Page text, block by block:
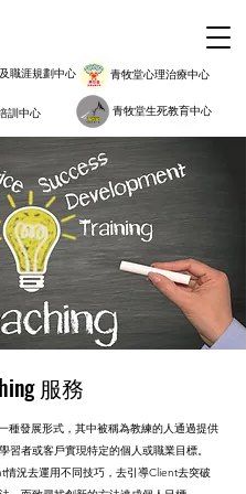
職涯規劃中心 青牧堂心理治療中心
訓中心 青牧堂生死教育中心
服務
種發展形式，其中被稱為教練的人通過提供
習者或客戶實現特定的個人或職業目標。
情況去運用不同技巧，去引導Client去突破